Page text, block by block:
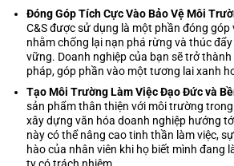
Đóng Góp Tích Cực Vào Bảo Vệ Môi
C&S được sử dụng là một phần đóng
nhằm chống lại nạn phá rừng và thúc
vững. Doanh nghiệp của bạn sẽ trở
pháp, góp phần vào một tương lai xanh
Tạo Môi Trường Làm Việc Đạo Đức và
sản phẩm thân thiện với môi trường
xây dựng văn hóa doanh nghiệp hướng
này có thể nâng cao tinh thần làm việc,
hào của nhân viên khi họ biết mình đang